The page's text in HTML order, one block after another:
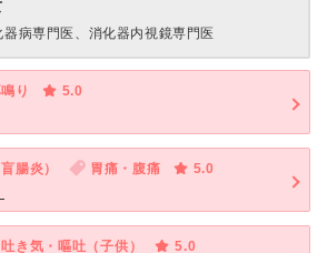
器病専門医、消化器内視鏡専門医
り
5.0
腸炎） 胃痛・腹痛
5.0
き気・嘔吐（子供）
5.0